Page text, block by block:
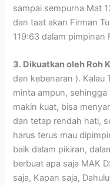
sampai sempurna Mat
dan taat akan Firman
119:63 dalam pimpinan
3. Dikuatkan oleh Roh
dan kebenaran ). Kalau
minta ampun,
makin kuat, bisa
dan tetap rendah hati,
harus terus mau
baik dalam pikiran,
berbuat apa saja MAK
saja, Kapan saja,